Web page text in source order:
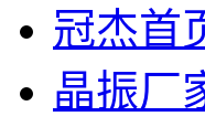
冠杰首
晶振厂